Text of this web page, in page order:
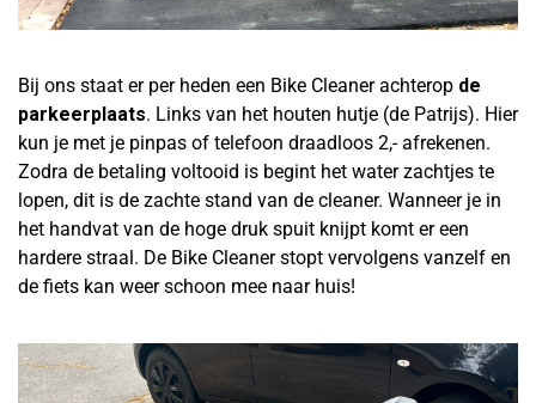
Bij ons staat er per heden een Bike Cleaner achterop de
parkeerplaats. Links van het houten hutje (de Patrijs). Hier
kun je met je pinpas of telefoon draadloos 2,- afrekenen.
Zodra de betaling voltooid is begint het water zachtjes te
lopen, dit is de zachte stand van de cleaner. Wanneer je in
het handvat van de hoge druk spuit knijpt komt er een
hardere straal. De Bike Cleaner stopt vervolgens vanzelf en
de fiets kan weer schoon mee naar huis!